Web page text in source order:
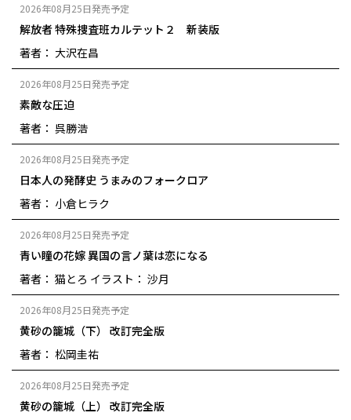
2026年08月25日発売予定
解放者 特殊捜査班カルテット２ 新装版
著者： 大沢在昌
2026年08月25日発売予定
素敵な圧迫
著者： 呉勝浩
2026年08月25日発売予定
日本人の発酵史 うまみのフォークロア
著者： 小倉ヒラク
2026年08月25日発売予定
青い瞳の花嫁 異国の言ノ葉は恋になる
著者： 猫とろ イラスト： 沙月
2026年08月25日発売予定
黄砂の籠城（下） 改訂完全版
著者： 松岡圭祐
2026年08月25日発売予定
黄砂の籠城（上） 改訂完全版